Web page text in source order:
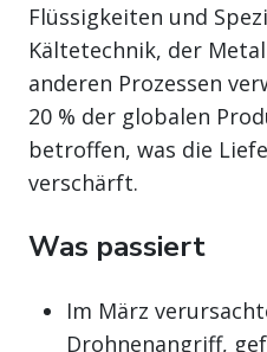
Flüssigkeiten und
Kältetechnik, der
anderen Prozessen
20 % der globalen
betroffen, was die
verschärft.
Was passiert
Im März
Drohnenangriff,